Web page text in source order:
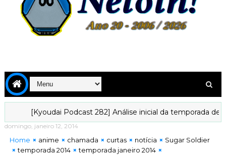
[Kyoudai Podcast 282] Análise inicial da temporada de julho-
domingo, janeiro 12, 2014
Home anime chamada curtas notícia
Sugar Soldier
temporada 2014
temporada janeiro 2014